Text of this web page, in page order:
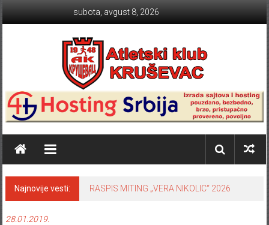
subota, avgust 8, 2026
Atletski klub KRUŠEVAC
Najnovije vesti: RASPIS MITING „VERA NIKOLIC“ 2026
28.01.2019.